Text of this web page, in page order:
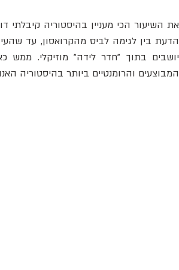
המבוצעים והרומנטיים ביותר בהיסטוריה